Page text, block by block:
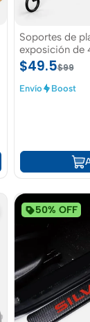
Soportes de
exposición de
de metal
$49.5$99
Envío Boost
50% OFF